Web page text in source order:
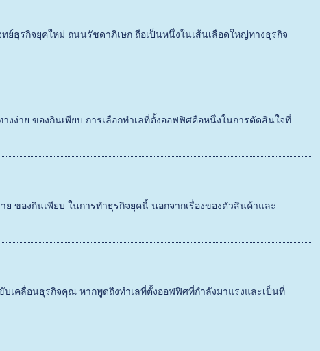
ย์ธุรกิจยุคใหม่ ถนนรัชดาภิเษก ถือเป็นหนึ่งในเส้นเลือดใหญ่ทางธุรกิจ
ง่าย ของกินเพียบ การเลือกทำเลที่ตั้งออฟฟิศคือหนึ่งในการตัดสินใจที่
ของกินเพียบ ในการทำธุรกิจยุคนี้ นอกจากเรื่องของตัวสินค้าและ
คลื่อนธุรกิจคุณ หากพูดถึงทำเลที่ตั้งออฟฟิศที่กำลังมาแรงและเป็นที่